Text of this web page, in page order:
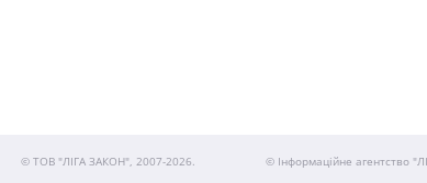
© ТОВ "ЛІГА ЗАКОН", 2007-2026. © Інформаційне агентство